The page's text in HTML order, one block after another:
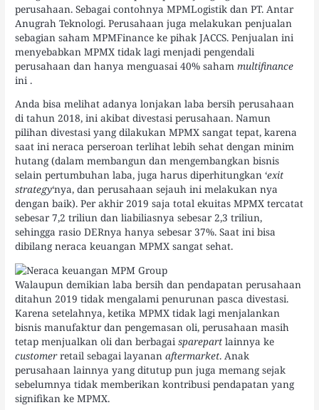
perusahaan. Sebagai contohnya MPMLogistik dan PT. Antar
Anugrah Teknologi. Perusahaan juga melakukan penjualan
sebagian saham MPMFinance ke pihak JACCS. Penjualan ini
menyebabkan MPMX tidak lagi menjadi pengendali
perusahaan dan hanya menguasai 40% saham multifinance
ini .
Anda bisa melihat adanya lonjakan laba bersih perusahaan
di tahun 2018, ini akibat divestasi perusahaan. Namun
pilihan divestasi yang dilakukan MPMX sangat tepat, karena
saat ini neraca perseroan terlihat lebih sehat dengan minim
hutang (dalam membangun dan mengembangkan bisnis
selain pertumbuhan laba, juga harus diperhitungkan ‘exit
strategy‘nya, dan perusahaan sejauh ini melakukan nya
dengan baik). Per akhir 2019 saja total ekuitas MPMX tercatat
sebesar 7,2 triliun dan liabiliasnya sebesar 2,3 triliun,
sehingga rasio DERnya hanya sebesar 37%. Saat ini bisa
dibilang neraca keuangan MPMX sangat sehat.
Walaupun demikian laba bersih dan pendapatan perusahaan
ditahun 2019 tidak mengalami penurunan pasca divestasi.
Karena setelahnya, ketika MPMX tidak lagi menjalankan
bisnis manufaktur dan pengemasan oli, perusahaan masih
tetap menjualkan oli dan berbagaisparepart lainnya ke
customerretail sebagai layananaftermarket. Anak
perusahaan lainnya yang ditutup pun juga memang sejak
sebelumnya tidak memberikan kontribusi pendapatan yang
signifikan ke MPMX.